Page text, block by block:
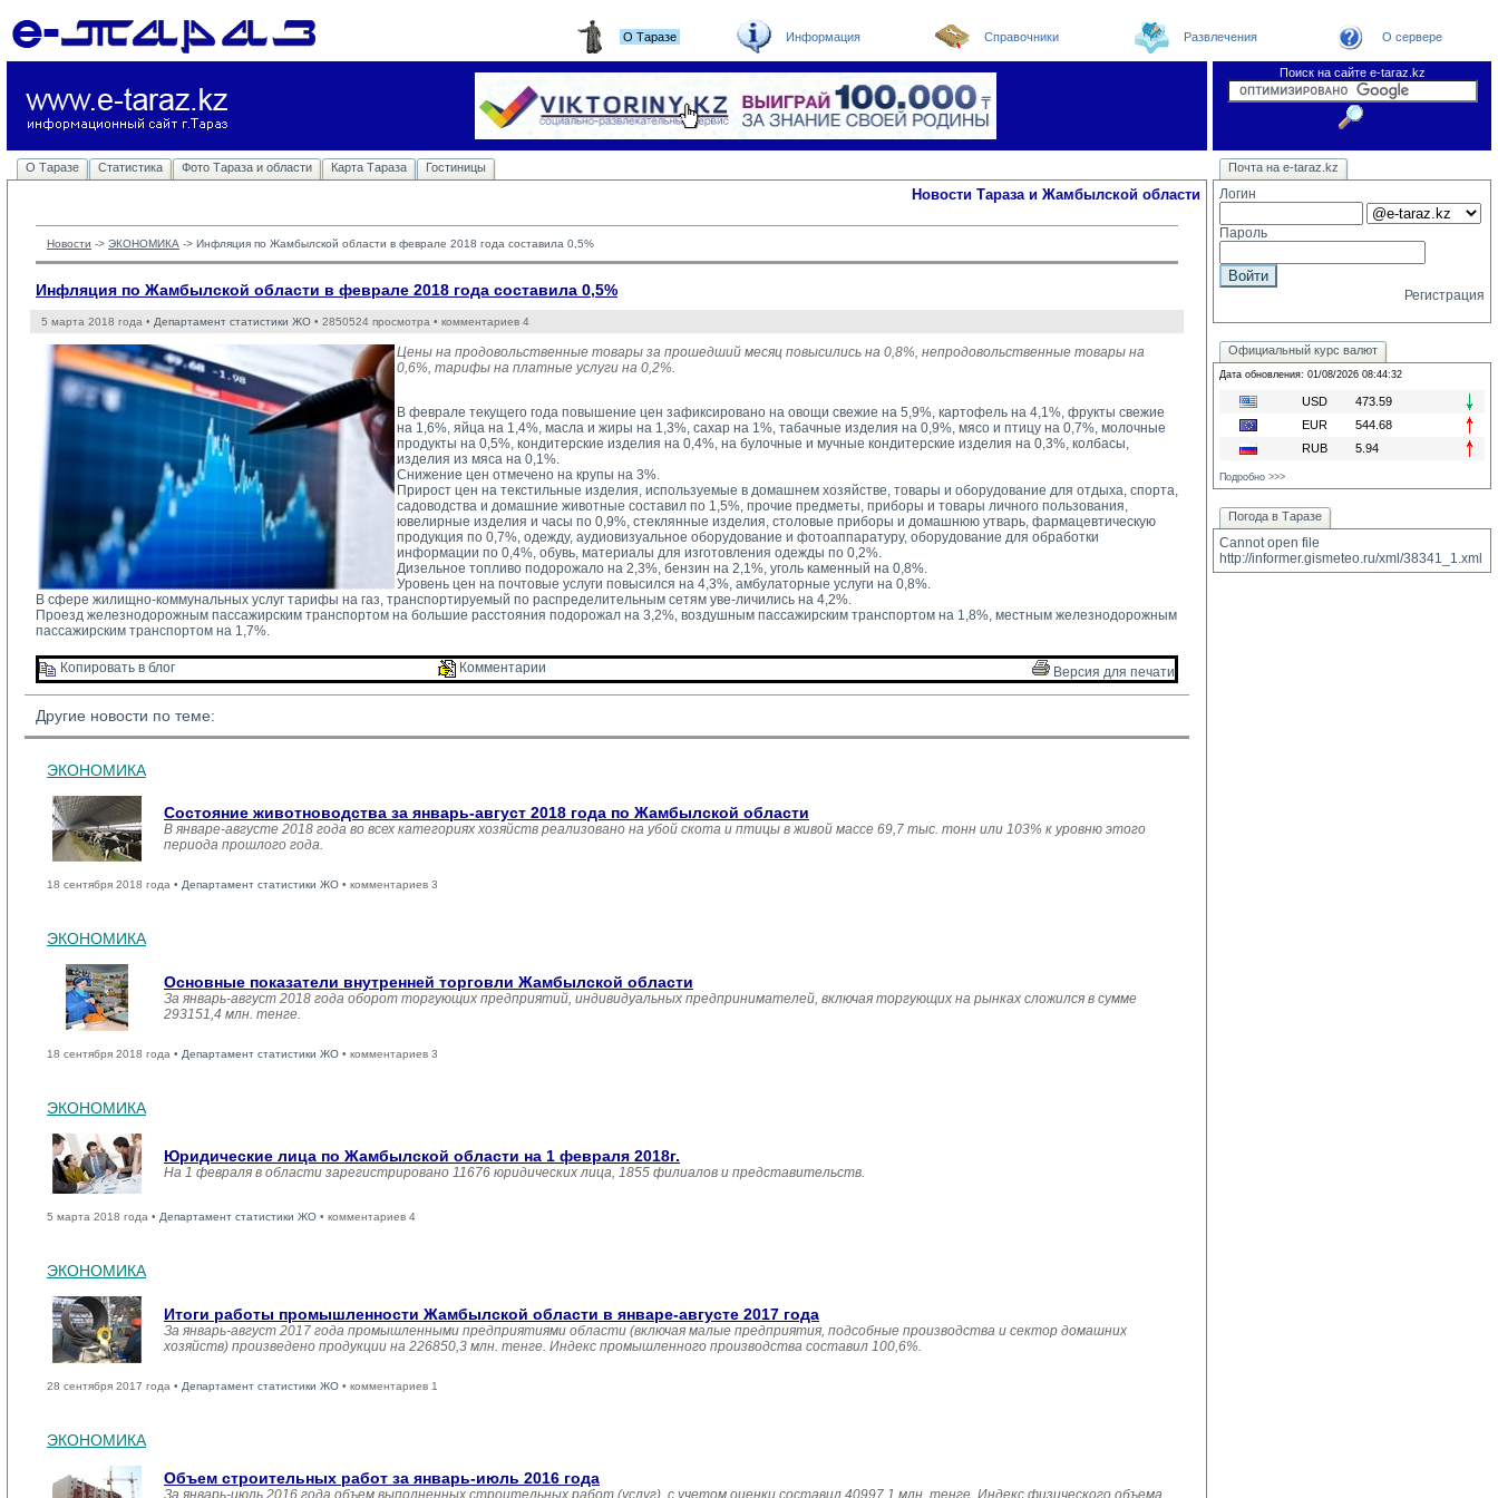
О Таразе Информация Справочники Развлечения О сервере
Поиск на сайте e-taraz.kz
О Таразе Статистика Фото Тараза и области Карта Тараза Гостиницы Новости Погода в Таразе
Телефоный справочник
Видеоконференция
Новости e-taraz
Новости Тараза и Жамбылской области
Новости -> ЭКОНОМИКА -> Инфляция по Жамбылской области в феврале 2018 года составила 0,5%
Инфляция по Жамбылской области в феврале 2018 года составила 0,5%
5 марта 2018 года • Департамент статистики ЖО • 2850524 просмотра • комментариев 4
Цены на продовольственные товары за прошедший месяц повысились на 0,8%, непродовольственные товары на
0,6%, тарифы на платные услуги на 0,2%.
В феврале текущего года повышение цен зафиксировано на овощи свежие на 5,9%, картофель на 4,1%, фрукты свежие
на 1,6%, яйца на 1,4%, масла и жиры на 1,3%, сахар на 1%, табачные изделия на 0,9%, мясо и птицу на 0,7%, молочные
продукты на 0,5%, кондитерские изделия на 0,4%, на булочные и мучные кондитерские изделия на 0,3%, колбасы,
изделия из мяса на 0,1%.
Снижение цен отмечено на крупы на 3%.
Прирост цен на текстильные изделия, используемые в домашнем хозяйстве, товары и оборудование для отдыха, спорта,
садоводства и домашние животные составил по 1,5%, прочие предметы, приборы и товары личного пользования,
ювелирные изделия и часы по 0,9%, стеклянные изделия, столовые приборы и домашнюю утварь, фармацевтическую
продукция по 0,7%, одежду, аудиовизуальное оборудование и фотоаппаратуру, оборудование для обработки
информации по 0,4%, обувь, материалы для изготовления одежды по 0,2%.
Дизельное топливо подорожало на 2,3%, бензин на 2,1%, уголь каменный на 0,8%.
Уровень цен на почтовые услуги повысился на 4,3%, амбулаторные услуги на 0,8%.
В сфере жилищно-коммунальных услуг тарифы на газ, транспортируемый по распределительным сетям уве-личились на 4,2%.
Проезд железнодорожным пассажирским транспортом на большие расстояния подорожал на 3,2%, воздушным пассажирским транспортом на 1,8%, местным железнодорожным
пассажирским транспортом на 1,7%.
Копировать в блог Комментарии Версия для печати
Другие новости по теме:
ЭКОНОМИКА
Состояние животноводства за январь-август 2018 года по Жамбылской области
В январе-августе 2018 года во всех категориях хозяйств реализовано на убой скота и птицы в живой массе 69,7 тыс. тонн или 103% к уровню этого
периода прошлого года.
18 сентября 2018 года • Департамент статистики ЖО • комментариев 3
ЭКОНОМИКА
Основные показатели внутренней торговли Жамбылской области
За январь-август 2018 года оборот торгующих предприятий, индивидуальных предпринимателей, включая торгующих на рынках сложился в сумме
293151,4 млн. тенге.
18 сентября 2018 года • Департамент статистики ЖО • комментариев 3
ЭКОНОМИКА
Юридические лица по Жамбылской области на 1 февраля 2018г.
На 1 февраля в области зарегистрировано 11676 юридических лица, 1855 филиалов и представительств.
5 марта 2018 года • Департамент статистики ЖО • комментариев 4
ЭКОНОМИКА
Итоги работы промышленности Жамбылской области в январе-августе 2017 года
За январь-август 2017 года промышленными предприятиями области (включая малые предприятия, подсобные производства и сектор домашних
хозяйств) произведено продукции на 226850,3 млн. тенге. Индекс промышленного производства составил 100,6%.
28 сентября 2017 года • Департамент статистики ЖО • комментариев 1
ЭКОНОМИКА
Объем строительных работ за январь-июль 2016 года
За январь-июль 2016 года объем выполненных строительных работ (услуг), с учетом оценки составил 40997,1 млн. тенге. Индекс физического объема
Почта на e-taraz.kz
Логин
Пароль
Регистрация
Официальный курс валют
Дата обновления: 01/08/2026 08:44:32
USD
473.59
EUR
544.68
RUB
5.94
Подробно >>>
Погода в Таразе
Cannot open file
http://informer.gismeteo.ru/xml/38341_1.xml